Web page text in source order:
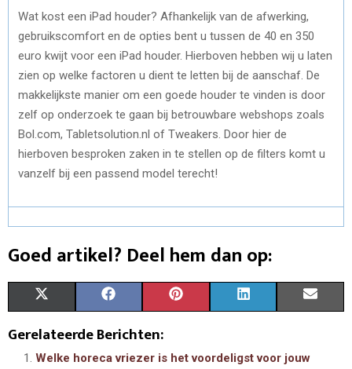
Wat kost een iPad houder? Afhankelijk van de afwerking,
gebruikscomfort en de opties bent u tussen de 40 en 350
euro kwijt voor een iPad houder. Hierboven hebben wij u laten
zien op welke factoren u dient te letten bij de aanschaf. De
makkelijkste manier om een goede houder te vinden is door
zelf op onderzoek te gaan bij betrouwbare webshops zoals
Bol.com, Tabletsolution.nl of Tweakers. Door hier de
hierboven besproken zaken in te stellen op de filters komt u
vanzelf bij een passend model terecht!
Goed artikel? Deel hem dan op:
A
T A
C N N
Gerelateerde Berichten:
Welke horeca vriezer is het voordeligst voor jouw